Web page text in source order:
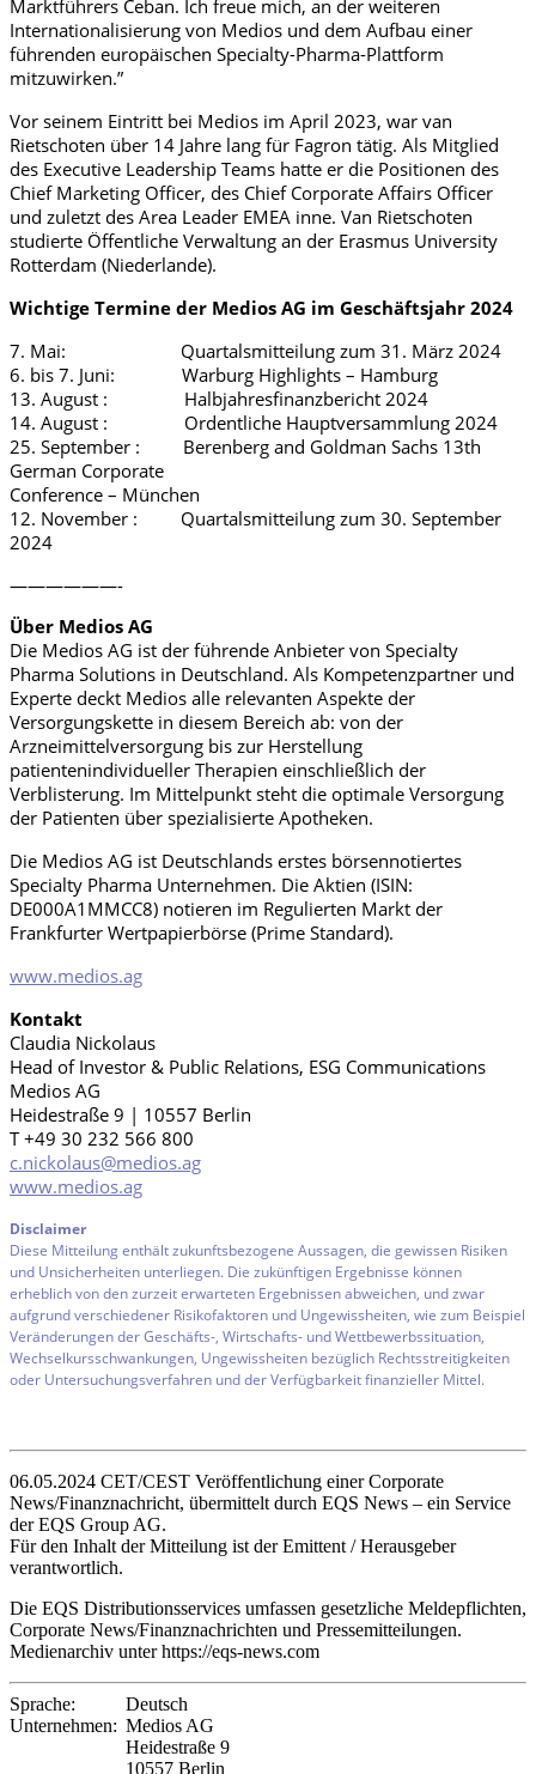
Marktführers Ceban. Ich freue mich, an der weiteren
Internationalisierung von Medios und dem Aufbau einer
führenden europäischen Specialty-Pharma-Plattform
mitzuwirken.”
Vor seinem Eintritt bei Medios im April 2023, war van
Rietschoten über 14 Jahre lang für Fagron tätig. Als Mitglied
des Executive Leadership Teams hatte er die Positionen des
Chief Marketing Officer, des Chief Corporate Affairs Officer
und zuletzt des Area Leader EMEA inne. Van Rietschoten
studierte Öffentliche Verwaltung an der Erasmus University
Rotterdam (Niederlande).
Wichtige Termine der Medios AG im Geschäftsjahr 2024
7. Mai: Quartalsmitteilung zum 31. März 2024
6. bis 7. Juni: Warburg Highlights – Hamburg
13. August : Halbjahresfinanzbericht 2024
14. August : Ordentliche Hauptversammlung 2024
25. September : Berenberg and Goldman Sachs 13th
German Corporate
Conference – München
12. November : Quartalsmitteilung zum 30. September
2024
——————-
Über Medios AG
Die Medios AG ist der führende Anbieter von Specialty
Pharma Solutions in Deutschland. Als Kompetenzpartner und
Experte deckt Medios alle relevanten Aspekte der
Versorgungskette in diesem Bereich ab: von der
Arzneimittelversorgung bis zur Herstellung
patientenindividueller Therapien einschließlich der
Verblisterung. Im Mittelpunkt steht die optimale Versorgung
der Patienten über spezialisierte Apotheken.
Die Medios AG ist Deutschlands erstes börsennotiertes
Specialty Pharma Unternehmen. Die Aktien (ISIN:
DE000A1MMCC8) notieren im Regulierten Markt der
Frankfurter Wertpapierbörse (Prime Standard).
www.medios.ag
Kontakt
Claudia Nickolaus
Head of Investor & Public Relations, ESG Communications
Medios AG
Heidestraße 9 | 10557 Berlin
T +49 30 232 566 800
c.nickolaus@medios.ag
www.medios.ag
Disclaimer
Diese Mitteilung enthält zukunftsbezogene Aussagen, die gewissen Risiken
und Unsicherheiten unterliegen. Die zukünftigen Ergebnisse können
erheblich von den zurzeit erwarteten Ergebnissen abweichen, und zwar
aufgrund verschiedener Risikofaktoren und Ungewissheiten, wie zum Beispiel
Veränderungen der Geschäfts-, Wirtschafts- und Wettbewerbssituation,
Wechselkursschwankungen, Ungewissheiten bezüglich Rechtsstreitigkeiten
oder Untersuchungsverfahren und der Verfügbarkeit finanzieller Mittel.
06.05.2024 CET/CEST Veröffentlichung einer Corporate
News/Finanznachricht, übermittelt durch EQS News – ein Service
der EQS Group AG.
Für den Inhalt der Mitteilung ist der Emittent / Herausgeber
verantwortlich.
Die EQS Distributionsservices umfassen gesetzliche Meldepflichten,
Corporate News/Finanznachrichten und Pressemitteilungen.
Medienarchiv unter https://eqs-news.com
Sprache:
Deutsch
Unternehmen: Medios AG
Heidestraße 9
10557 Berlin